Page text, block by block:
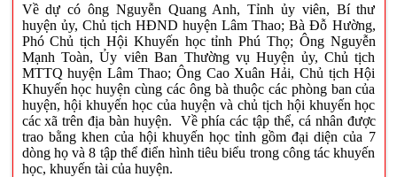
Về dự có ông Nguyễn Quang Anh, Tỉnh ủy viên, Bí thư
huyện ủy, Chủ tịch HĐND huyện Lâm Thao; Bà Đỗ Hường,
Phó Chủ tịch Hội Khuyến học tỉnh Phú Thọ; Ông Nguyễn
Mạnh Toàn, Ủy viên Ban Thường vụ Huyện ủy, Chủ tịch
MTTQ huyện Lâm Thao; Ông Cao Xuân Hải, Chủ tịch Hội
Khuyến học huyện cùng các ông bà thuộc các phòng ban của
huyện, hội khuyến học của huyện và chủ tịch hội khuyến học
các xã trên địa bàn huyện. Về phía các tập thể, cá nhân được
trao bằng khen của hội khuyến học tỉnh gồm đại diện của 7
dòng họ và 8 tập thể điển hình tiêu biểu trong công tác khuyến
học, khuyến tài của huyện.